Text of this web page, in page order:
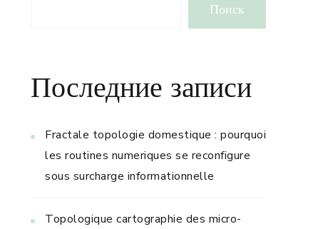
Поиск
Последние записи
Fractale topologie domestique : pourquoi
les routines numeriques se reconfigure
sous surcharge informationnelle
Topologique cartographie des micro-